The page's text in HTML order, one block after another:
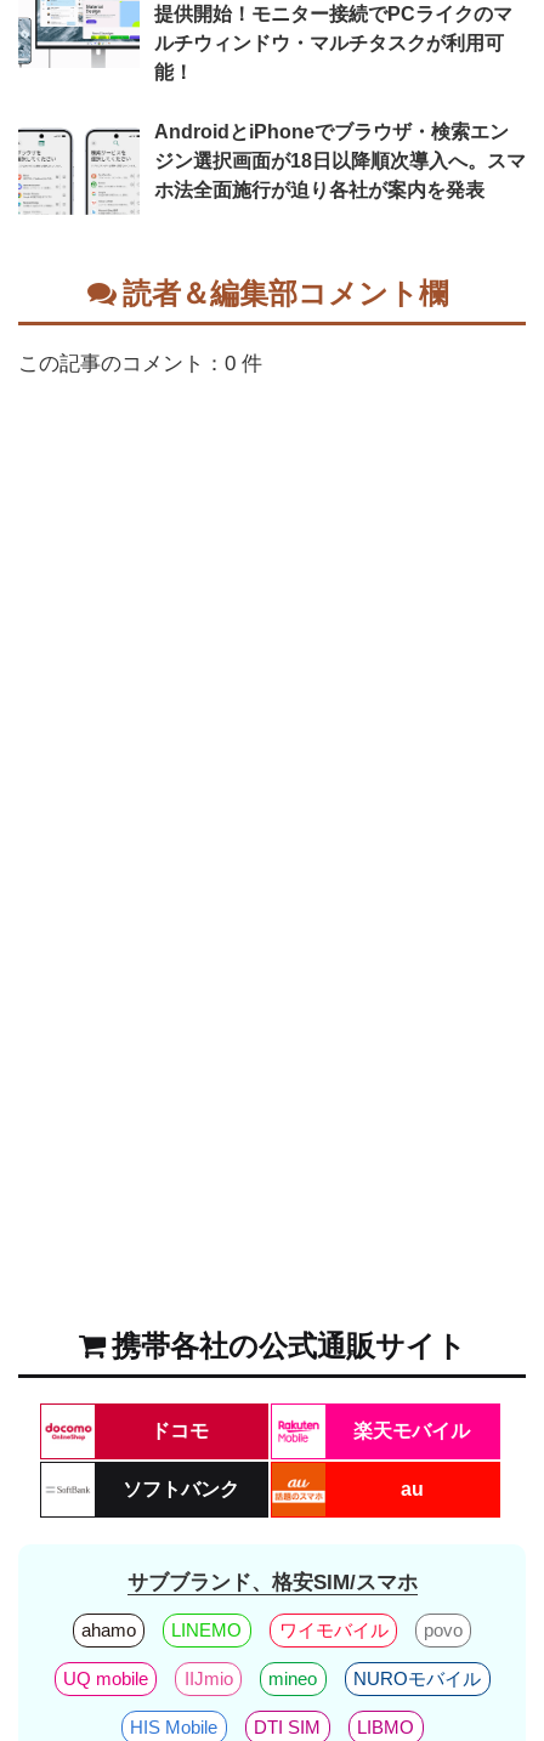
提供開始！モニター接続でPCライクのマ
ルチウィンドウ・マルチタスクが利用可
能！
AndroidとiPhoneでブラウザ・検索エン
ジン選択画面が18日以降順次導入へ。スマ
ホ法全面施行が迫り各社が案内を発表
読者＆編集部コメント欄
この記事のコメント：0 件
携帯各社の公式通販サイト
ドコモ 楽天モバイル
ソフトバンク au
サブブランド、格安SIM/スマホ
ahamo LINEMO ワイモバイル povo
UQ mobile IIJmio mineo NUROモバイル
HIS Mobile DTI SIM LIBMO